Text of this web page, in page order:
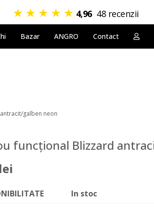
★ ★ ★ ★ ★ 4,96 48 recenzii
Bazar ANGRO Contact
galben neon
funcțional Blizzard
In stoc